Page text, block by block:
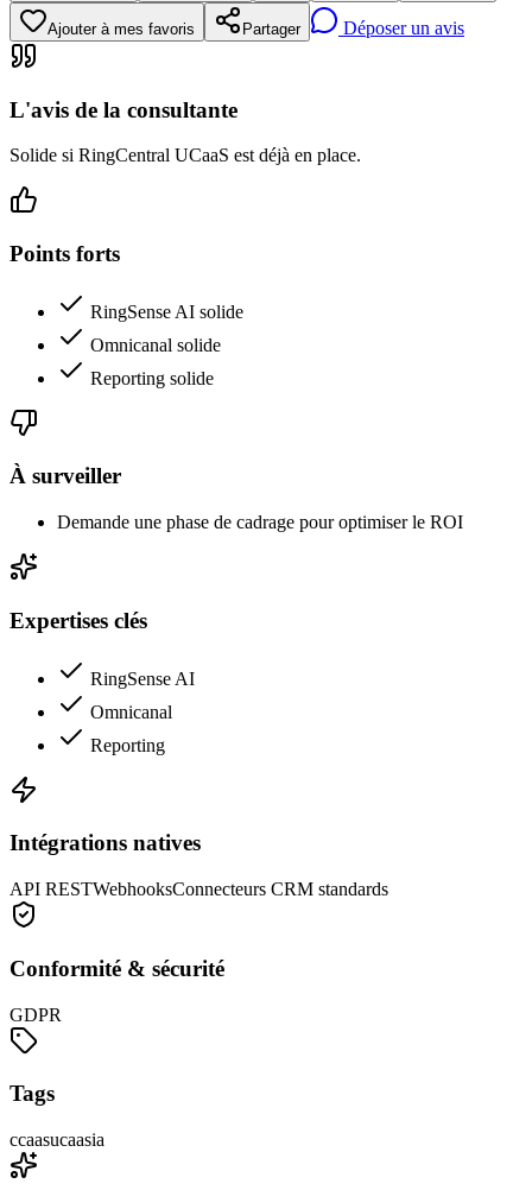
Ajouter à mes favoris Partager Déposer un avis
L'avis de la consultante
Solide si RingCentral UCaaS est déjà en place.
Points forts
RingSense AI solide
Omnicanal solide
Reporting solide
À surveiller
Demande une phase de cadrage pour optimiser le ROI
Expertises clés
RingSense AI
Omnicanal
Reporting
Intégrations natives
API RESTWebhooksConnecteurs CRM standards
Conformité & sécurité
GDPR
Tags
ccaasucaasia